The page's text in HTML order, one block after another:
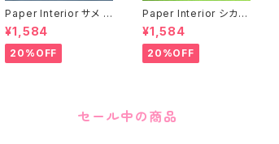
Paper Interior サメ S
hark
¥1,584
20%OFF
Paper Interior シカ
ホワイト White Deer
¥1,584
20%OFF
セール中の商品